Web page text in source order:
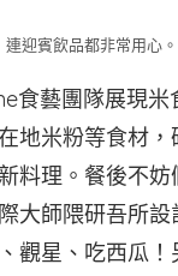
連迎賓飲品都非常用心。
食藝團隊展現米
地米粉等食材
料理。餐後不妨
大師隈研吾所
觀星、吃西瓜！